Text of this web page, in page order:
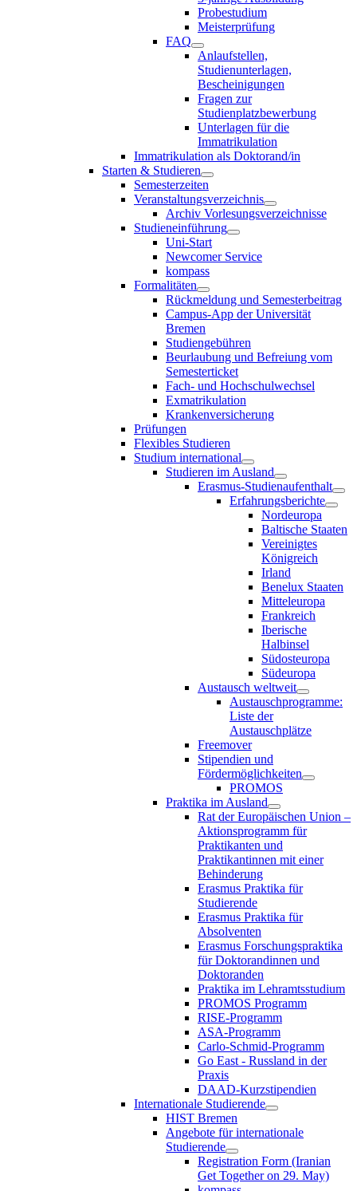
Probestudium
Meisterprüfung
FAQ
Anlaufstellen,
Studienunterlagen,
Bescheinigungen
Fragen zur
Studienplatzbewerbung
Unterlagen für die
Immatrikulation
Immatrikulation als Doktorand/in
Starten & Studieren
Semesterzeiten
Veranstaltungsverzeichnis
Archiv Vorlesungsverzeichnisse
Studieneinführung
Uni-Start
Newcomer Service
kompass
Formalitäten
Rückmeldung und Semesterbeitrag
Campus-App der Universität
Bremen
Studiengebühren
Beurlaubung und Befreiung vom
Semesterticket
Fach- und Hochschulwechsel
Exmatrikulation
Krankenversicherung
Prüfungen
Flexibles Studieren
Studium international
Studieren im Ausland
Erasmus-Studienaufenthalt
Erfahrungsberichte
Nordeuropa
Baltische Staaten
Vereinigtes
Königreich
Irland
Benelux Staaten
Mitteleuropa
Frankreich
Iberische
Halbinsel
Südosteuropa
Südeuropa
Austausch weltweit
Austauschprogramme:
Liste der
Austauschplätze
Freemover
Stipendien und
Fördermöglichkeiten
PROMOS
Praktika im Ausland
Rat der Europäischen Union –
Aktionsprogramm für
Praktikanten und
Praktikantinnen mit einer
Behinderung
Erasmus Praktika für
Studierende
Erasmus Praktika für
Absolventen
Erasmus Forschungspraktika
für Doktorandinnen und
Doktoranden
Praktika im Lehramtsstudium
PROMOS Programm
RISE-Programm
ASA-Programm
Carlo-Schmid-Programm
Go East - Russland in der
Praxis
DAAD-Kurzstipendien
Internationale Studierende
HIST Bremen
Angebote für internationale
Studierende
Registration Form (Iranian
Get Together on 29. May)